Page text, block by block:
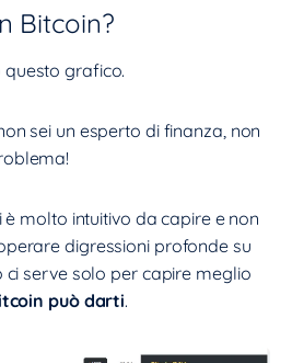
Bitcoin?
grafico.
sei un esperto di finanza, non
molto intuitivo da capire e non
digressioni profonde su
serve solo per capire meglio
può darti.